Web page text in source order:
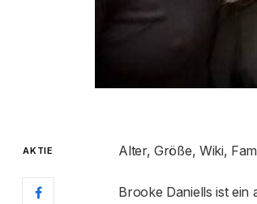
AKTIE Alter, Größe, Wiki,
Brooke Daniells ist ein